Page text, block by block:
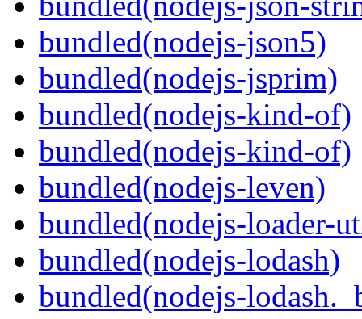
bundled(nodejs-json5)
bundled(nodejs-jsprim)
bundled(nodejs-kind-of)
bundled(nodejs-kind-of)
bundled(nodejs-leven)
bundled(nodejs-loader-
bundled(nodejs-lodash)
bundled(nodejs-